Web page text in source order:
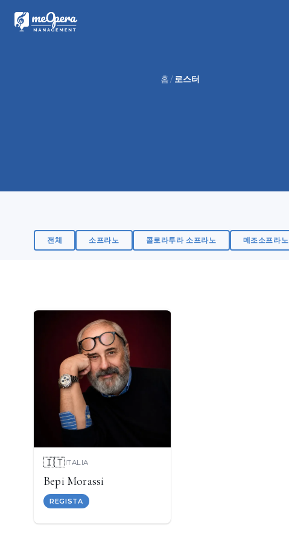
홈 로스터
전체 소프라노 콜로라투라 소프라노 메조소프라노
🇮🇹ITALIA
Bepi Morassi
REGISTA